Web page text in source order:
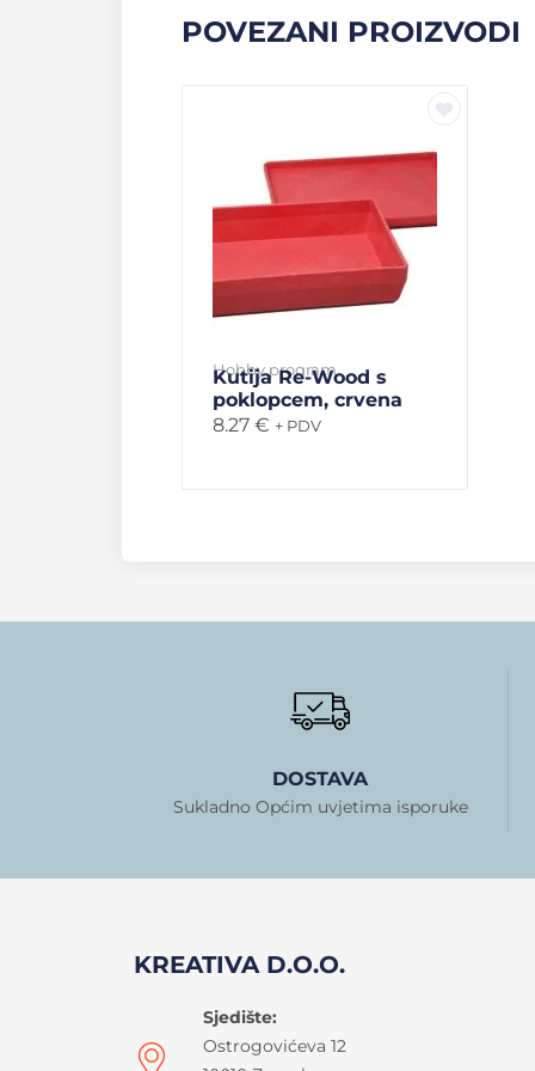
POVEZANI PROIZVODI
Hobby program
Kutija Re-Wood s
poklopcem, crvena
8.27 € + PDV
DOSTAVA
Sukladno Općim uvjetima isporuke
KREATIVA D.O.O.
Sjedište:
Ostrogovićeva 12